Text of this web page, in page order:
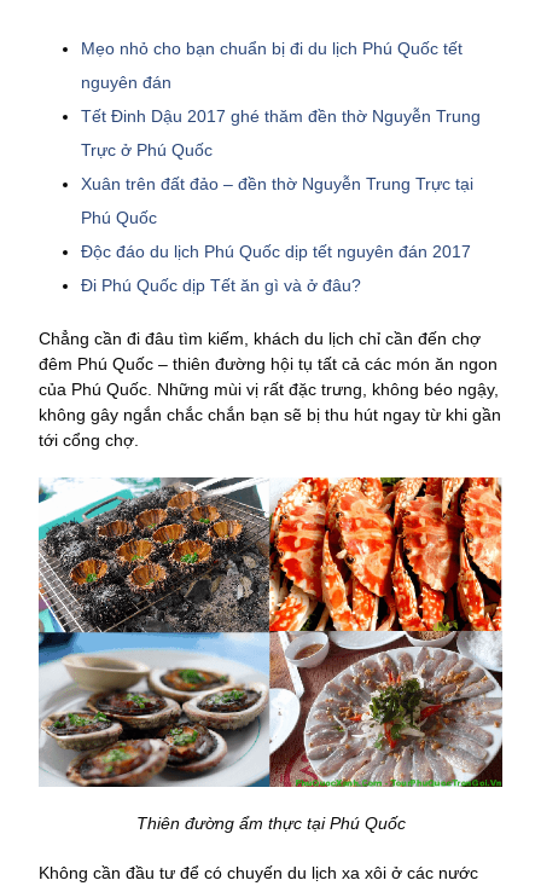
Mẹo nhỏ cho bạn chuẩn bị đi du lịch Phú Quốc tết
nguyên đán
Tết Đinh Dậu 2017 ghé thăm đền thờ Nguyễn Trung
Trực ở Phú Quốc
Xuân trên đất đảo – đền thờ Nguyễn Trung Trực tại
Phú Quốc
Độc đáo du lịch Phú Quốc dịp tết nguyên đán 2017
Đi Phú Quốc dịp Tết ăn gì và ở đâu?
Chẳng cần đi đâu tìm kiếm, khách du lịch chỉ cần đến chợ
đêm Phú Quốc – thiên đường hội tụ tất cả các món ăn ngon
của Phú Quốc. Những mùi vị rất đặc trưng, không béo ngậy,
không gây ngắn chắc chắn bạn sẽ bị thu hút ngay từ khi gần
tới cổng chợ.
Thiên đường ẩm thực tại Phú Quốc
Không cần đầu tư để có chuyến du lịch xa xôi ở các nước